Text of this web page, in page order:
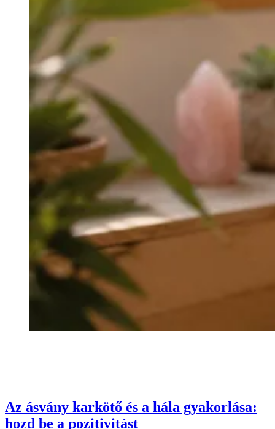
Az ásvány karkötő és a hála gyakorlása:
hozd be a pozitivitást